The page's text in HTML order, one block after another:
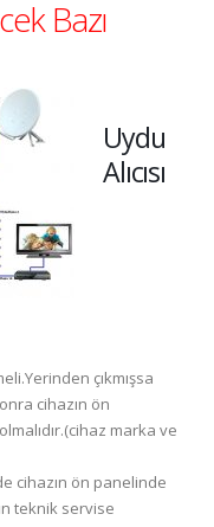
Bazı
Uydu
Alıcısı
çıkmışsa
cihazın ön
marka ve
cihazın ön panelinde
teknik servise